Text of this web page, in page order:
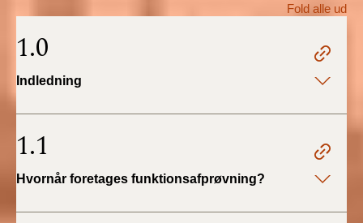
BR18 (29/6 - 31/12
Fold alle ud
1.0
Indledning
1.1
Hvornår foretages funktionsafprøvning?